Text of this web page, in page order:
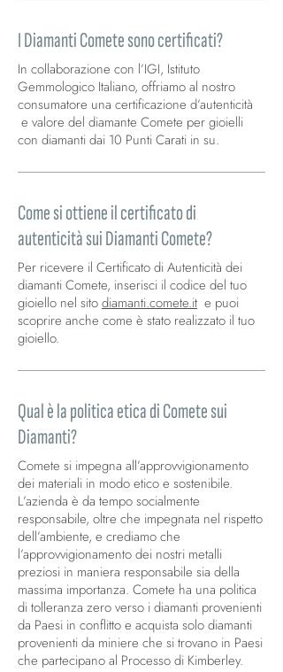
I Diamanti Comete sono certificati?
In collaborazione con l’IGI, Istituto
Gemmologico Italiano, offriamo al nostro
consumatore una certificazione d’autenticità
e valore del diamante Comete per gioielli
con diamanti dai 10 Punti Carati in su.
Come si ottiene il certificato di
autenticità sui Diamanti Comete?
Per ricevere il Certificato di Autenticità dei
diamanti Comete, inserisci il codice del tuo
gioiello nel sitodiamanti.comete.it e puoi
scoprire anche come è stato realizzato il tuo
gioiello.
Qual è la politica etica di Comete sui
Diamanti?
Comete si impegna all’approvvigionamento
dei materiali in modo etico e sostenibile.
L’azienda è da tempo socialmente
responsabile, oltre che impegnata nel rispetto
dell’ambiente, e crediamo che
l’approvvigionamento dei nostri metalli
preziosi in maniera responsabile sia della
massima importanza. Comete ha una politica
di tolleranza zero verso i diamanti provenienti
da Paesi in conflitto e acquista solo diamanti
provenienti da miniere che si trovano in Paesi
che partecipano al Processo di Kimberley.